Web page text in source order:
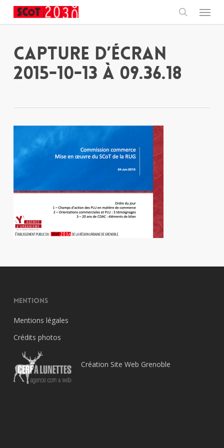
main
content search
Menu
Capture d’écran
2015-10-13 à 09.36.18
Mentions
Mentions légales
Crédits photos
Création Site Web Grenoble